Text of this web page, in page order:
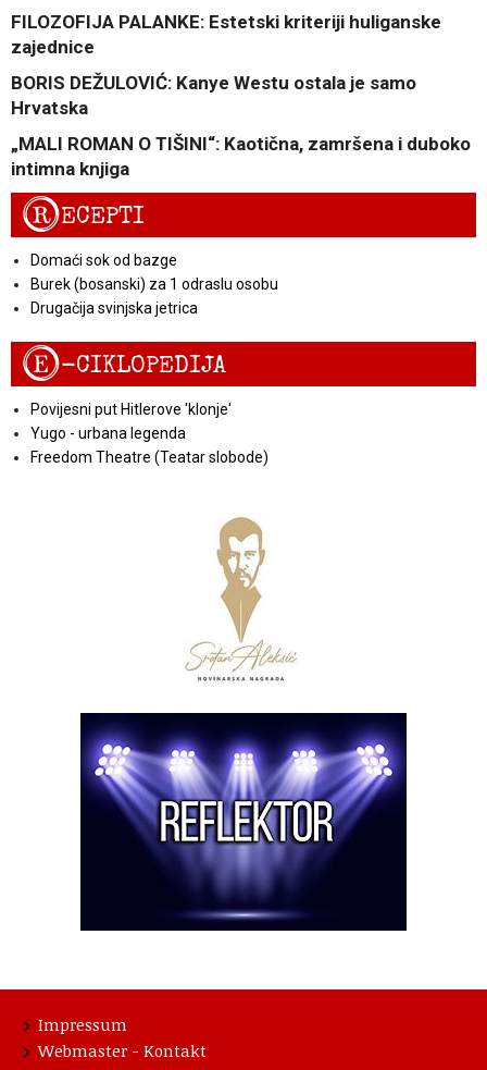
FILOZOFIJA PALANKE: Estetski kriteriji huliganske
zajednice
BORIS DEŽULOVIĆ: Kanye Westu ostala je samo
Hrvatska
„MALI ROMAN O TIŠINI“: Kaotična, zamršena i duboko
intimna knjiga
RECEPTI
Domaći sok od bazge
Burek (bosanski) za 1 odraslu osobu
Drugačija svinjska jetrica
E-CIKLOPEDIJA
Povijesni put Hitlerove 'klonje'
Yugo - urbana legenda
Freedom Theatre (Teatar slobode)
Impressum
Webmaster - Kontakt